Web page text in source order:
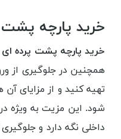
خرید پارچه پشت
خرید پارچه پشت پرده ای
همچنین در جلوگیری از
تهیه کنید و از مزایای
شود. این مزیت به ویژه
داخلی نگه دارد و